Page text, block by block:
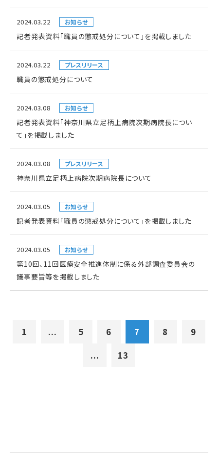
2024.03.22 お知らせ
記者発表資料「職員の懲戒処分について」を掲載しました
2024.03.22 プレスリリース
職員の懲戒処分について
2024.03.08 お知らせ
記者発表資料「神奈川県立足柄上病院次期病院長につい
て」を掲載しました
2024.03.08 プレスリリース
神奈川県立足柄上病院次期病院長について
2024.03.05 お知らせ
記者発表資料「職員の懲戒処分について」を掲載しました
2024.03.05 お知らせ
第10回、11回医療安全推進体制に係る外部調査委員会の
議事要旨等を掲載しました
1 ... 5 6 7 8
9
...
13